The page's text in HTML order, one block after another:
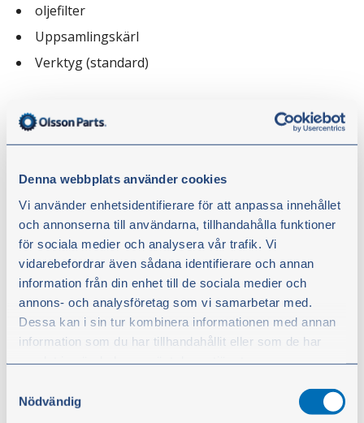
Denna webbplats använder cookies
Vi använder enhetsidentifierare för att anpassa innehållet
och annonserna till användarna, tillhandahålla funktioner
för sociala medier och analysera vår trafik. Vi
vidarebefordrar även sådana identifierare och annan
information från din enhet till de sociala medier och
annons- och analysföretag som vi samarbetar med.
Dessa kan i sin tur kombinera informationen med annan
information som du har tillhandahållit eller som de har
Du kan när som helst ändra ditt val. För att återkalla ditt
samtycke klickar du på ”Cookie-ikonen” längst ned till
Nödvändig
oljefilter
Uppsamlingskärl
Verktyg (standard)
Steg-för-steg: Så byter du olja
rinner ut.
Ställ traktorn säkert på en plan yta. Stäng av
motorn och dra åt parkeringsbromsen.
Placera ett kärl under avtappningspluggen, skruva
loss pluggen och låt oljan rinna ut helt.
Byt oljefilter
- Skruva bort det gamla filtret
- Smörj packningen på det nya filtret